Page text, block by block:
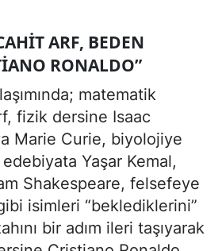
ARF, BEDEN
RONALDO”
matematik
fizik dersine Isaac
Marie Curie, biyolojiye
Yaşar Kemal,
Shakespeare, felsefeye
isimleri “beklediklerini”
bir adım ileri taşıyarak